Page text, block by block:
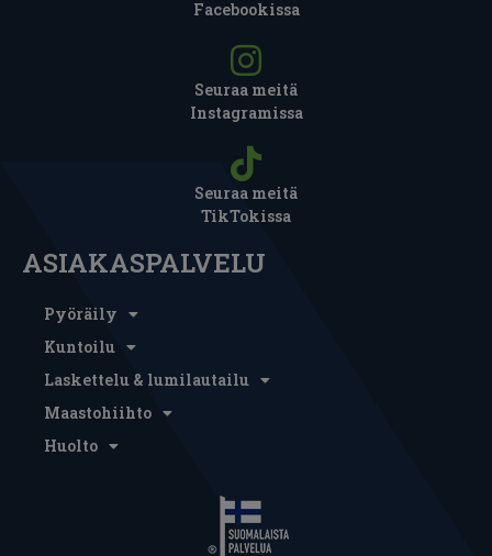
Facebookissa
Seuraa meitä
Instagramissa
Seuraa meitä
TikTokissa
ASIAKASPALVELU
Pyöräily
Kuntoilu
Laskettelu & lumilautailu
Maastohiihto
Huolto